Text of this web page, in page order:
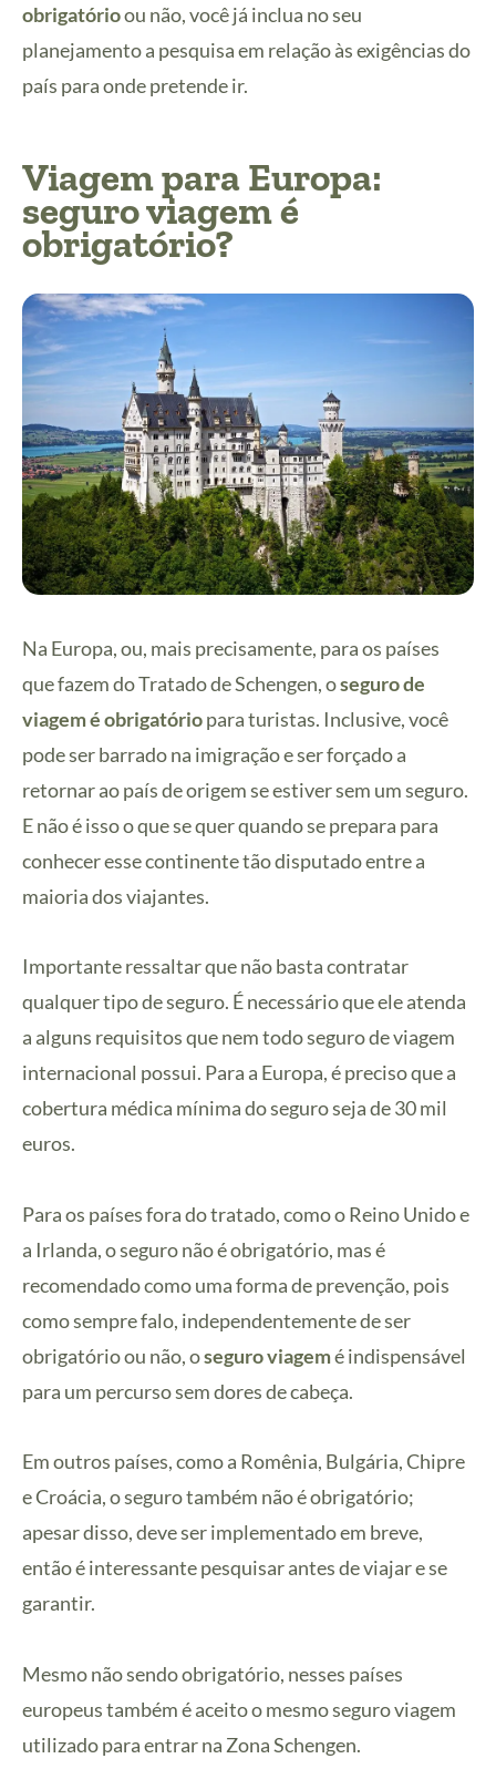
obrigatórioou não, você já inclua no seu
planejamento a pesquisa em relação às exigências do
país para onde pretende ir.
Viagem para Europa:
seguro viagem é
obrigatório?
Na Europa, ou, mais precisamente, para os países
que fazem do Tratado de Schengen, oseguro de
viagem é obrigatóriopara turistas. Inclusive, você
pode ser barrado na imigração e ser forçado a
retornar ao país de origem se estiver sem um seguro.
E não é isso o que se quer quando se prepara para
conhecer esse continente tão disputado entre a
maioria dos viajantes.
Importante ressaltar que não basta contratar
qualquer tipo de seguro. É necessário que ele atenda
a alguns requisitos que nem todo seguro de viagem
internacional possui. Para a Europa, é preciso que a
cobertura médica mínima do seguro seja de 30 mil
euros.
Para os países fora do tratado, como o Reino Unido e
a Irlanda, o seguro não é obrigatório, mas é
recomendado como uma forma de prevenção, pois
como sempre falo, independentemente de ser
obrigatório ou não, oseguro viagemé indispensável
para um percurso sem dores de cabeça.
Em outros países, como a Romênia, Bulgária, Chipre
e Croácia, o seguro também não é obrigatório;
apesar disso, deve ser implementado em breve,
então é interessante pesquisar antes de viajar e se
garantir.
Mesmo não sendo obrigatório, nesses países
europeus também é aceito o mesmo seguro viagem
utilizado para entrar na Zona Schengen.